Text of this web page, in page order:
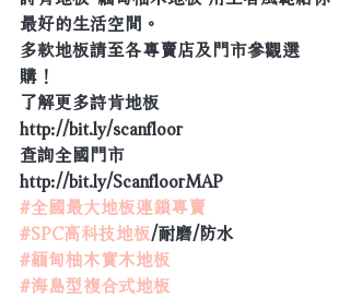
最好的生活空間。
多款地板請至各專賣店及門市參觀選
購！
了解更多詩肯地板
http://bit.ly/scanfloor
查詢全國門市
http://bit.ly/ScanfloorMAP
#全國最大地板連鎖專賣
#SPC高科技地板/耐磨/防水
#緬甸柚木實木地板
#海島型複合式地板